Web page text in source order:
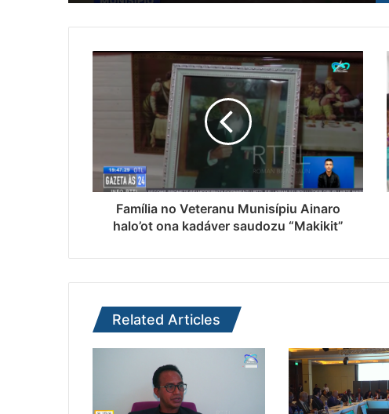
Família no Veteranu Munisípiu Ainaro
halo’ot ona kadáver saudozu “Makikit”
Related Articles